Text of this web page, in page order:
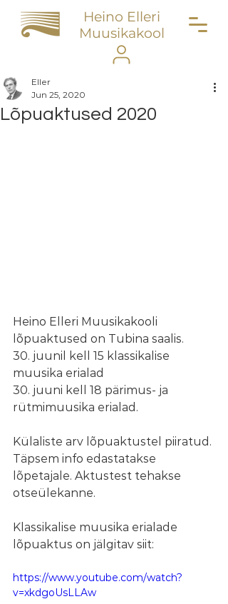
Heino Elleri
Muusikakool
Lõpuaktused 2020
Eller
Jun 25, 2020
Heino Elleri Muusikakooli
lõpuaktused on Tubina saalis.
30. juunil kell 15 klassikalise
muusika erialad
30. juuni kell 18 pärimus- ja
rütmimuusika erialad.
Külaliste arv lõpuaktustel piiratud.
Täpsem info edastatakse
lõpetajale. Aktustest tehakse
otseülekanne.
Klassikalise muusika erialade
lõpuaktus on jälgitav siit:
https://www.youtube.com/watch?
v=xkdgoUsLLAw